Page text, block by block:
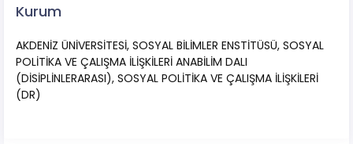
Kurum
AKDENİZ ÜNİVERSİTESİ, SOSYAL BİLİMLER ENSTİTÜSÜ, SOSYAL
POLİTİKA VE ÇALIŞMA İLİŞKİLERİ ANABİLİM DALI
(DİSİPLİNLERARASI), SOSYAL POLİTİKA VE ÇALIŞMA İLİŞKİLERİ
(DR)